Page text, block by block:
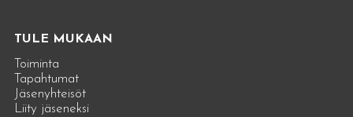
TULE MUKAAN
Toiminta
Tapahtumat
Jäsenyhteisöt
Liity jäseneksi